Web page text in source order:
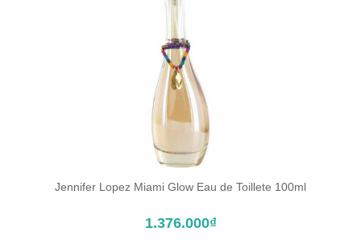
ĐẶT TRƯỚC SẢN PHẨM
Jennifer Lopez Miami Glow Eau de Toillete 100ml
1.376.000₫